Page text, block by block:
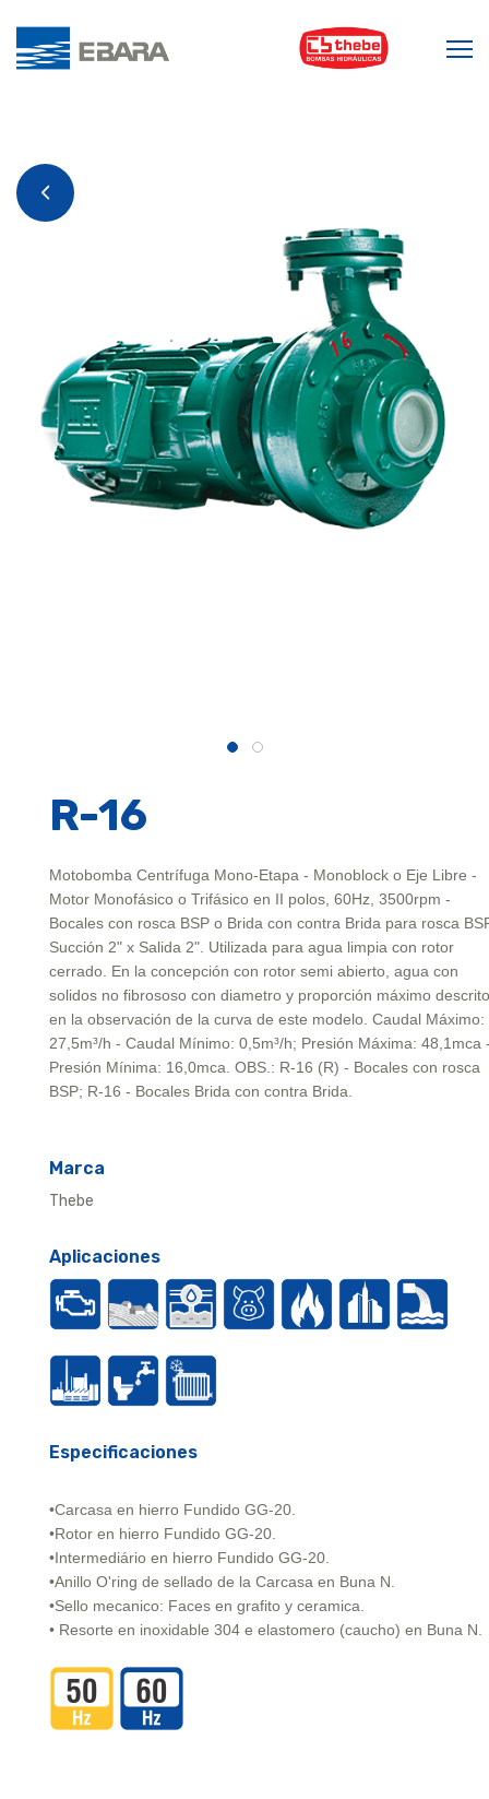
R-16
Motobomba Centrífuga Mono-Etapa - Monoblock o Eje Libre -
Motor Monofásico o Trifásico en II polos, 60Hz, 3500rpm -
Bocales con rosca BSP o Brida con contra Brida para rosca
Succión 2" x Salida 2". Utilizada para agua limpia con rotor
cerrado. En la concepción con rotor semi abierto, agua con
solidos no fibrososo con diametro y proporción máximo descrito
en la observación de la curva de este modelo. Caudal Máximo:
27,5m³/h - Caudal Mínimo: 0,5m³/h; Presión Máxima: 48,1mca
Presión Mínima: 16,0mca. OBS.: R-16 (R) - Bocales con rosca
BSP; R-16 - Bocales Brida con contra Brida.
Marca
Thebe
Aplicaciones
Especificaciones
•Carcasa en hierro Fundido GG-20.
•Rotor en hierro Fundido GG-20.
•Intermediário en hierro Fundido GG-20.
•Anillo O'ring de sellado de la Carcasa en Buna N.
•Sello mecanico: Faces en grafito y ceramica.
• Resorte en inoxidable 304 e elastomero (caucho) en Buna N.